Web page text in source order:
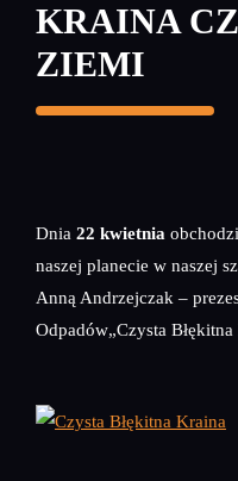
KRAINA
ZIEMI
Dnia 22 kwietnia
naszej planecie w naszej
Anną Andrzejczak –
Odpadów„Czysta